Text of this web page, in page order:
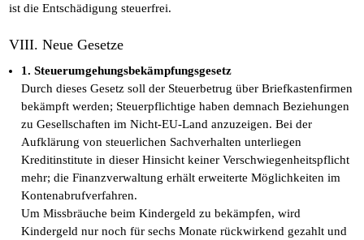
ist die Entschädigung steuerfrei.
VIII. Neue Gesetze
1. Steuerumgehungsbekämpfungsgesetz
Durch dieses Gesetz soll der Steuerbetrug über Briefkastenfirmen
bekämpft werden; Steuerpflichtige haben demnach Beziehungen
zu Gesellschaften im Nicht-EU-Land anzuzeigen. Bei der
Aufklärung von steuerlichen Sachverhalten unterliegen
Kreditinstitute in dieser Hinsicht keiner Verschwiegenheitspflicht
mehr; die Finanzverwaltung erhält erweiterte Möglichkeiten im
Kontenabrufverfahren.
Um Missbräuche beim Kindergeld zu bekämpfen, wird
Kindergeld nur noch für sechs Monate rückwirkend gezahlt und